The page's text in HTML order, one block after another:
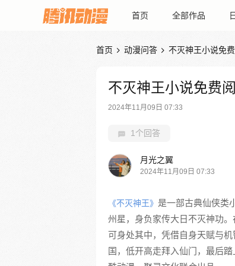
首页 全部作品
首页  动漫问答  不灭神王小说免
不灭神王小说免费
2024年11月09日 07:33
1个回答
月光之翼
2024年11月09日 07:33
《不灭神王》 是一部古典仙侠类
州星，身负家传大日不灭神功
可身处其中，凭借自身天赋与
国，低开高走拜入仙门，最后